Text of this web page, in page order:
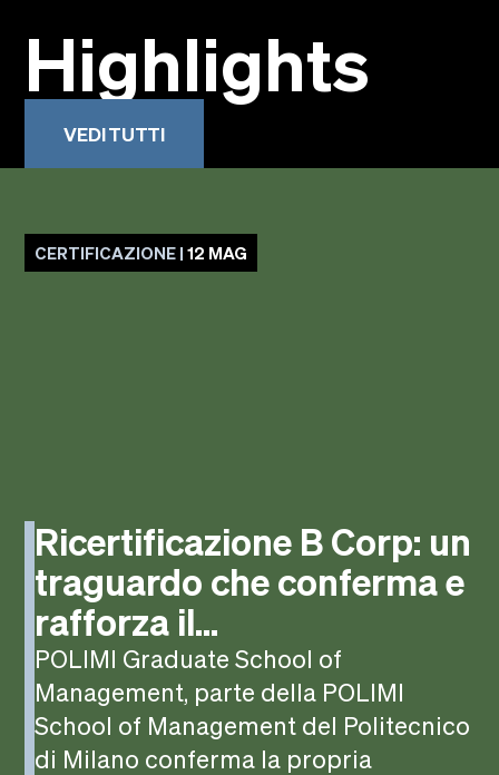
Highlights
VEDI TUTTI
CERTIFICAZIONE | 12 MAG
Ricertificazione B Corp: un
traguardo che conferma e
rafforza il...
POLIMI Graduate School of
Management, parte della POLIMI
School of Management del Politecnico
di Milano conferma la propria